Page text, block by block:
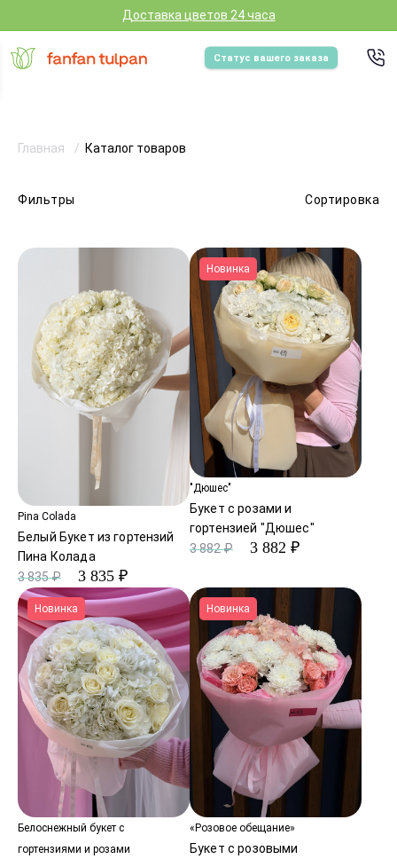
Доставка цветов 24 часа
Статус вашего заказа
Фильтры Сортировка
Главная Каталог товаров
Pina Colada
Белый Букет из гортензий
Пина Колада
3 835 ₽
3 835 ₽
Новинка
"Дюшес"
Букет с розами и
гортензией "Дюшес"
3 882 ₽
3 882 ₽
Новинка
Белоснежный букет с
гортензиями и розами
Новинка
«Розовое обещание»
Букет с розовыми